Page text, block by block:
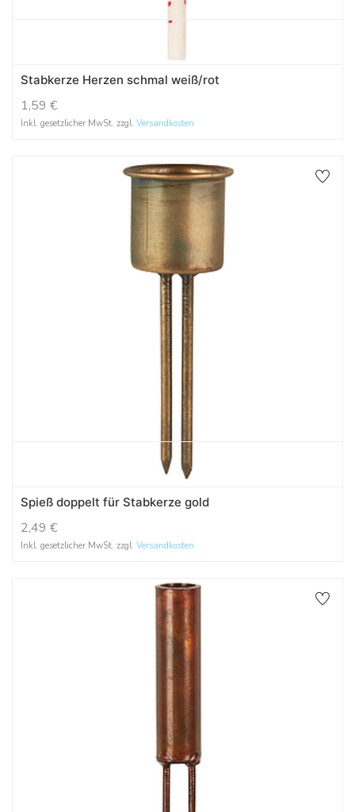
Stabkerze Herzen schmal weiß/rot
1,59 €
Inkl. gesetzlicher MwSt. zzgl. Versandkosten
Spieß doppelt für Stabkerze gold
2,49 €
Inkl. gesetzlicher MwSt. zzgl. Versandkosten